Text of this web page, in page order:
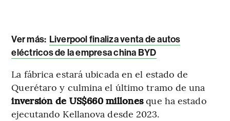
Ver más: Liverpool finaliza venta de autos
eléctricos de la empresa china BYD
La fábrica estará ubicada en el estado de
Querétaro y culmina el último tramo de una
inversión de US$660 millonesque ha estado
ejecutando Kellanova desde 2023.